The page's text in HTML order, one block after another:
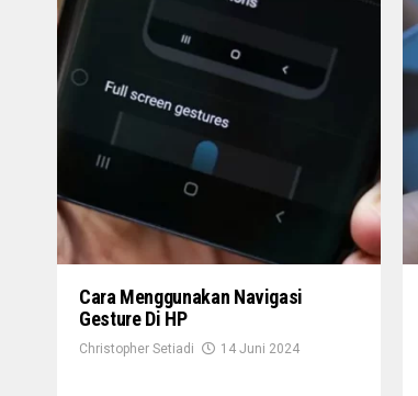
Cara Menggunakan Navigasi
Gesture Di HP
Christopher Setiadi 14 Juni 2024